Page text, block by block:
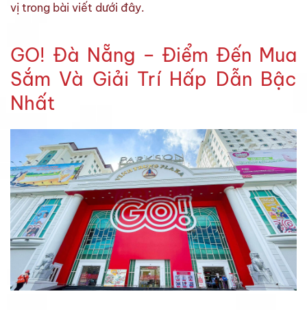
vị trong bài viết dưới đây.
GO! Đà Nẵng – Điểm Đến Mua
Sắm Và Giải Trí Hấp Dẫn Bậc
Nhất